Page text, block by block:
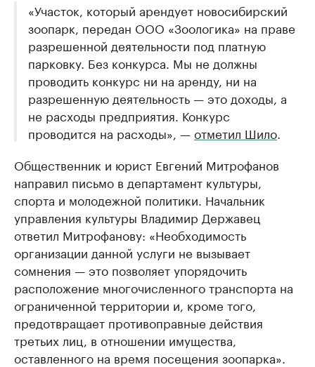
«Участок, который арендует новосибирский
зоопарк, передан ООО «Зоологика» на праве
разрешенной деятельности под платную
парковку. Без конкурса. Мы не должны
проводить конкурс ни на аренду, ни на
разрешенную деятельность — это доходы, а
не расходы предприятия. Конкурс
проводится на расходы», —отметил Шило
Общественник и юрист Евгений Митрофанов
направил письмо в департамент культуры,
спорта и молодежной политики. Начальник
управления культуры Владимир Державец
ответил Митрофанову: «Необходимость
организации данной услуги не вызывает
сомнения — это позволяет упорядочить
расположение многочисленного транспорта на
ограниченной территории и, кроме того,
предотвращает противоправные действия
третьих лиц, в отношении имущества,
оставленного на время посещения зоопарка».